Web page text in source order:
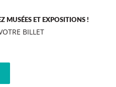
MUSÉES ET EXPOSITIONS !
BILLET